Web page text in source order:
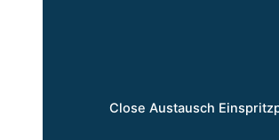
Close Austausch